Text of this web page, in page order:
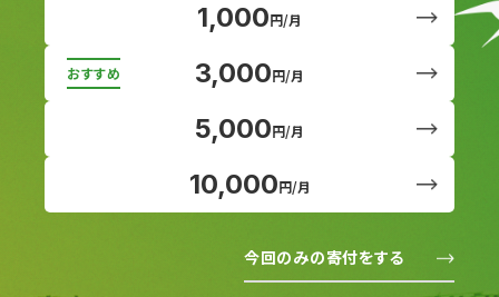
1,000円/月
3,000円/月
5,000円/月
10,000円/月
今回のみの寄付をする